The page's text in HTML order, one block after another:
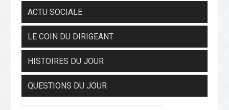
ACTU SOCIALE
LE COIN DU DIRIGEANT
HISTOIRES DU JOUR
QUESTIONS DU JOUR